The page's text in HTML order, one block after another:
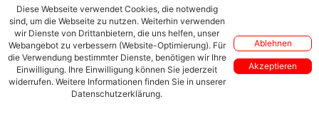
Diese Webseite verwendet Cookies, die notwendig
sind, um die Webseite zu nutzen. Weiterhin verwenden
wir Dienste von Drittanbietern, die uns helfen, unser
Webangebot zu verbessern (Website-Optimierung). Für
die Verwendung bestimmter Dienste, benötigen wir Ihre
Einwilligung. Ihre Einwilligung können Sie jederzeit
widerrufen. Weitere Informationen finden Sie in unserer
Datenschutzerklärung.
Ablehnen
Akzeptieren